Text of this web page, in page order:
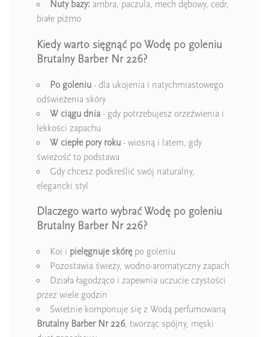
Nuty bazy: ambra, paczula, mech dębowy, cedr,
białe piżmo
Kiedy warto sięgnąć po Wodę po goleniu
Brutalny Barber Nr 226?
Po goleniu - dla ukojenia i natychmiastowego
odświeżenia skóry
W ciągu dnia - gdy potrzebujesz orzeźwienia i
lekkości zapachu
W ciepłe pory roku - wiosną i latem, gdy
świeżość to podstawa
Gdy chcesz podkreślić swój naturalny,
elegancki styl
Dlaczego warto wybrać Wodę po goleniu
Brutalny Barber Nr 226?
Koi i pielęgnuje skórępo goleniu
Pozostawia świeży, wodno-aromatyczny zapach
Działa łagodząco i zapewnia uczucie czystości
przez wiele godzin
Świetnie komponuje się z Wodą perfumowaną
Brutalny Barber Nr 226, tworząc spójny, męski